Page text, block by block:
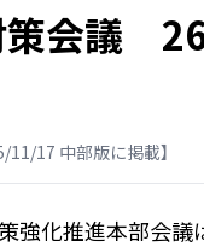
策会議
11/17 中部版に掲載】
強化推進本部会